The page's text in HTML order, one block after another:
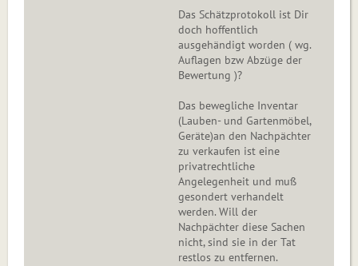
Das Schätzprotokoll ist Dir
doch hoffentlich
ausgehändigt worden ( wg.
Auflagen bzw Abzüge der
Bewertung )?
Das bewegliche Inventar
(Lauben- und Gartenmöbel,
Geräte)an den Nachpächter
zu verkaufen ist eine
privatrechtliche
Angelegenheit und muß
gesondert verhandelt
werden. Will der
Nachpächter diese Sachen
nicht, sind sie in der Tat
restlos zu entfernen.